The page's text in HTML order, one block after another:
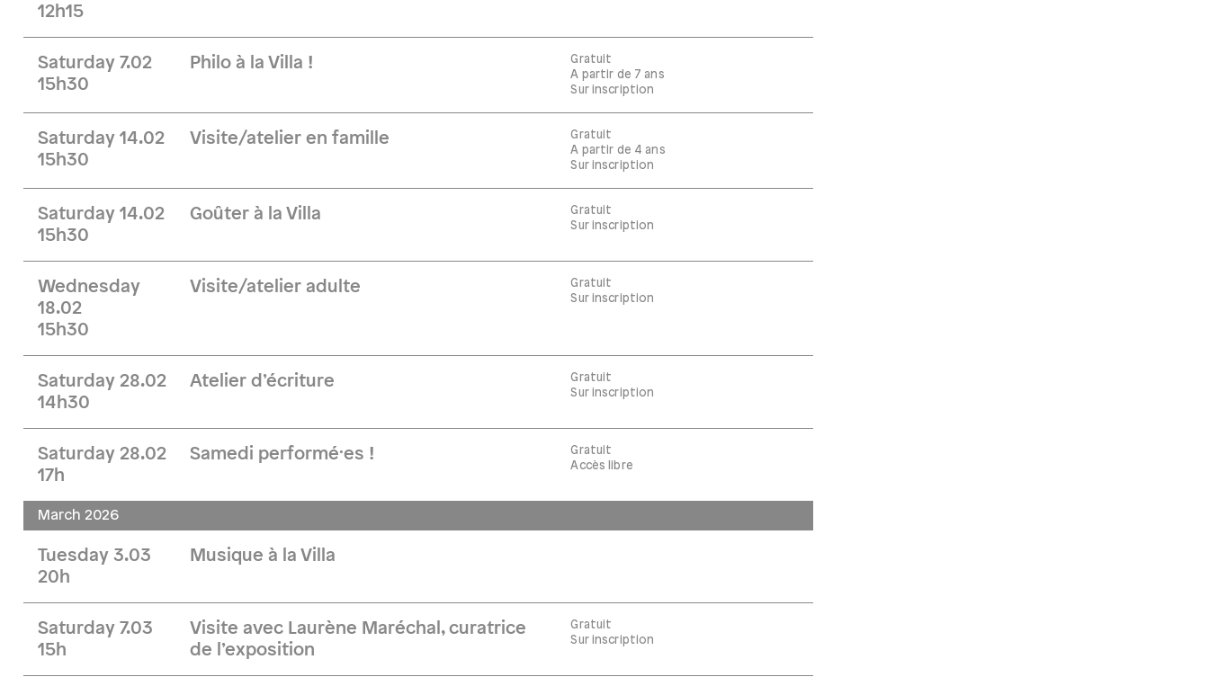
12h15
Saturday 7.02
15h30
Philo à la Villa !
Gratuit
A partir de 7 ans
Sur inscription
Saturday 14.02
15h30
Visite/atelier en famille
Gratuit
A partir de 4 ans
Sur inscription
Saturday 14.02
15h30
Goûter à la Villa
Gratuit
Sur inscription
Wednesday
18.02
15h30
Visite/atelier adulte
Gratuit
Sur inscription
Saturday 28.02
14h30
Atelier d’écriture
Gratuit
Sur inscription
Saturday 28.02
17h
Samedi performé·es !
Gratuit
Accès libre
March 2026
Tuesday 3.03
20h
Musique à la Villa
Saturday 7.03
15h
Visite avec Laurène Maréchal, curatrice
de l’exposition
Gratuit
Sur inscription